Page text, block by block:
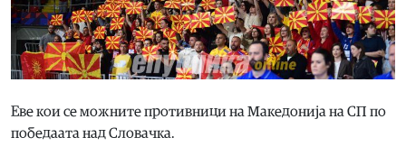
Еве кои се можните противници на Македонија на СП по
победаата над Словачка.